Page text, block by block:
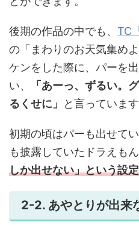
後期の作品の中でも、 TC
の「まわりのお天気集め
ケンをした際に、パーを
い、
「あーっ、ずるい。
るくせに」
と言っています
初期の頃はパーも出せて
も披露していたドラえもん
しか出せない」という設
2-2. あやとりが出来